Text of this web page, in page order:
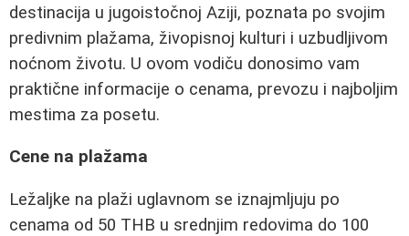
destinacija u jugoistočnoj Aziji, poznata po svojim
predivnim plažama, živopisnoj kulturi i uzbudljivom
noćnom životu. U ovom vodiču donosimo vam
praktične informacije o cenama, prevozu i najboljim
mestima za posetu.
Cene na plažama
Ležaljke na plaži uglavnom se iznajmljuju po
cenama od 50 THB u srednjim redovima do 100